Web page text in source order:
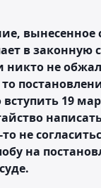
вынесенное
в законную
никто не
то
19
не
на